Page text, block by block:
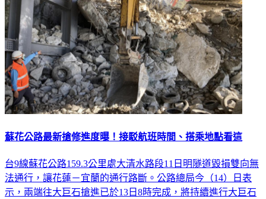
蘇花公路最新搶修進度曝！接駁航班時間、搭乘地點看這
台9線蘇花公路159.3公里處大清水路段11日明隧道毀損雙向無
法通行，讓花蓮－宜蘭的通行路斷。公路總局今（14）日表
示，兩端往大巨石搶進已於13日8時完成，將持續進行大巨石